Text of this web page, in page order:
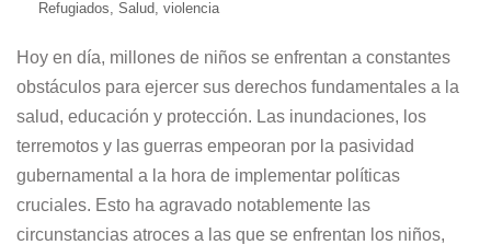
Refugiados Salud violencia
Hoy en día, millones de niños se enfrentan a constantes
obstáculos para ejercer sus derechos fundamentales a la
salud, educación y protección. Las inundaciones, los
terremotos y las guerras empeoran por la pasividad
gubernamental a la hora de implementar políticas
cruciales. Esto ha agravado notablemente las
circunstancias atroces a las que se enfrentan los niños,